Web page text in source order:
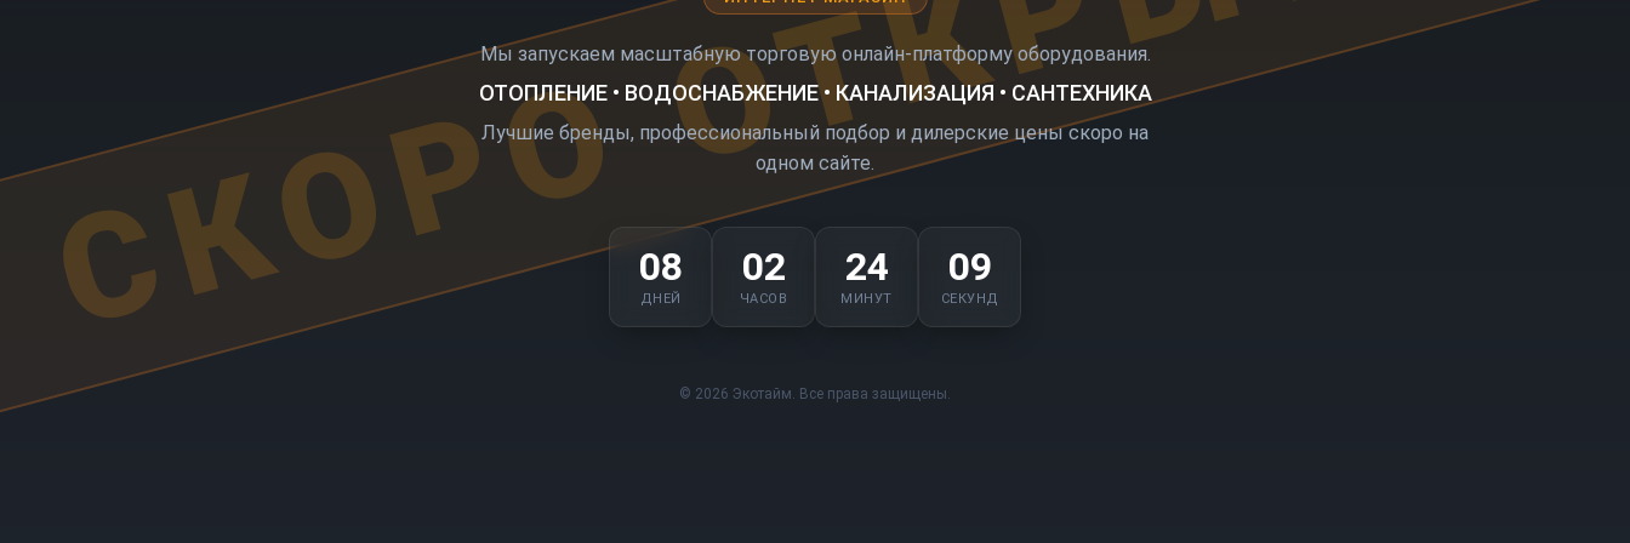
Мы запускаем масштабную торговую онлайн-платформу оборудования.
ОТОПЛЕНИЕ • ВОДОСНАБЖЕНИЕ • КАНАЛИЗАЦИЯ • САНТЕХНИКА
Лучшие бренды, профессиональный подбор и дилерские цены скоро на
одном сайте.
08
ДНЕЙ
02
ЧАСОВ
24
МИНУТ
09
СЕКУНД
© 2026 Экотайм. Все права защищены.